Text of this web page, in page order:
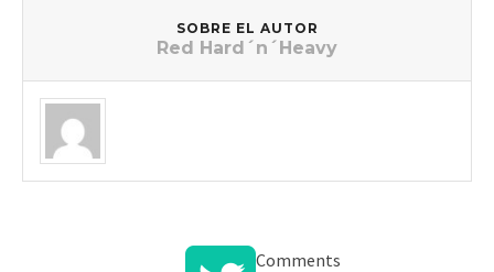
SOBRE EL AUTOR
Red Hard´n´Heavy
Comments